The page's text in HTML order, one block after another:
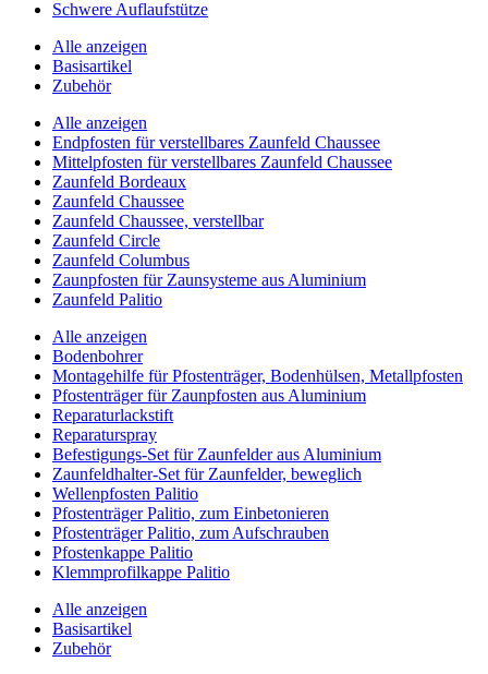
Schwere Auflaufstütze
Alle anzeigen
Basisartikel
Zubehör
Alle anzeigen
Endpfosten für verstellbares Zaunfeld Chaussee
Mittelpfosten für verstellbares Zaunfeld Chaussee
Zaunfeld Bordeaux
Zaunfeld Chaussee
Zaunfeld Chaussee, verstellbar
Zaunfeld Circle
Zaunfeld Columbus
Zaunpfosten für Zaunsysteme aus Aluminium
Zaunfeld Palitio
Alle anzeigen
Bodenbohrer
Montagehilfe für Pfostenträger, Bodenhülsen, Metallpfosten
Pfostenträger für Zaunpfosten aus Aluminium
Reparaturlackstift
Reparaturspray
Befestigungs-Set für Zaunfelder aus Aluminium
Zaunfeldhalter-Set für Zaunfelder, beweglich
Wellenpfosten Palitio
Pfostenträger Palitio, zum Einbetonieren
Pfostenträger Palitio, zum Aufschrauben
Pfostenkappe Palitio
Klemmprofilkappe Palitio
Alle anzeigen
Basisartikel
Zubehör